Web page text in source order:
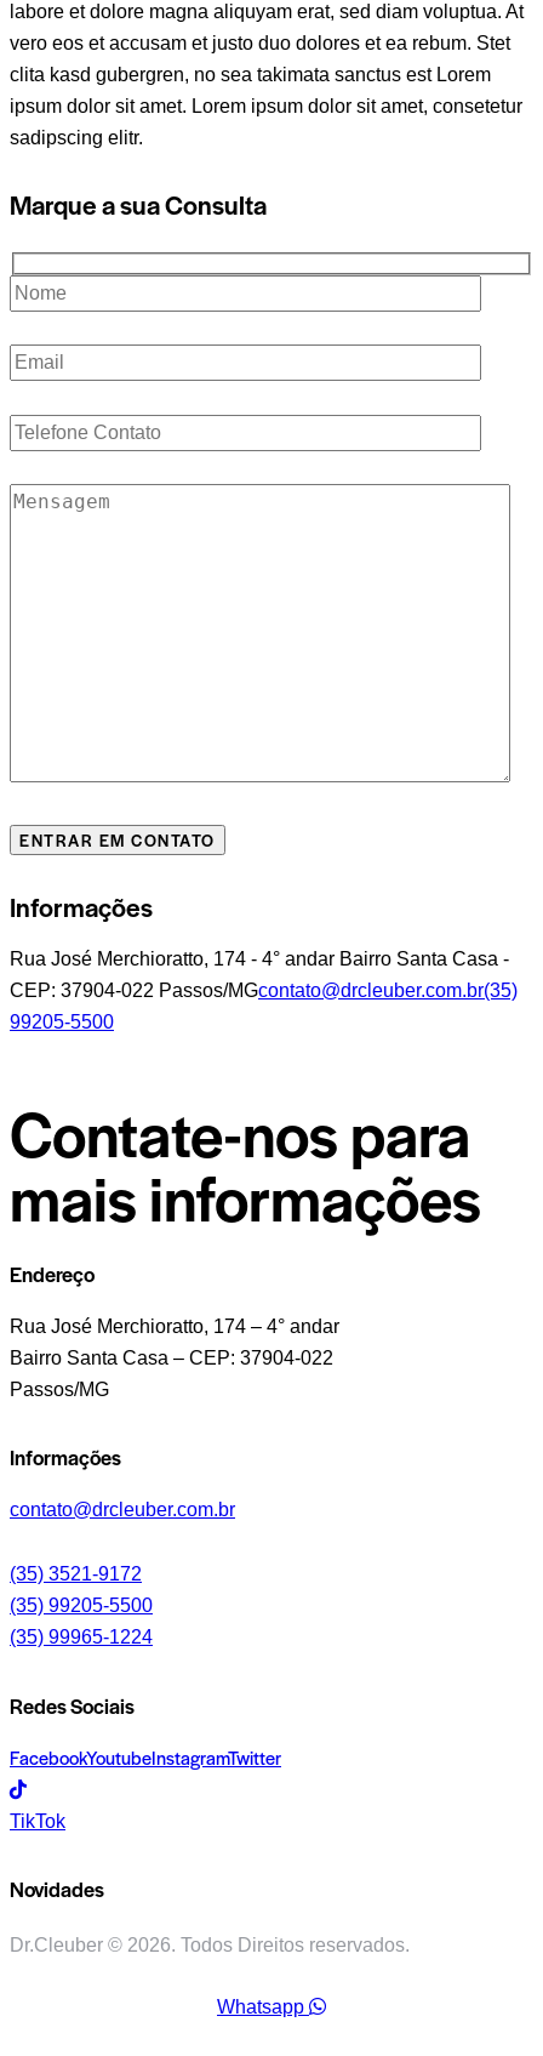
labore et dolore magna aliquyam erat, sed diam voluptua. At
vero eos et accusam et justo duo dolores et ea rebum. Stet
clita kasd gubergren, no sea takimata sanctus est Lorem
ipsum dolor sit amet. Lorem ipsum dolor sit amet, consetetur
sadipscing elitr.
Marque a sua Consulta
Informações
Rua José Merchioratto, 174 - 4° andar Bairro Santa Casa -
CEP: 37904-022 Passos/MGcontato@drcleuber.com.br(35)
99205-5500
Contate-nos para
mais informações
Endereço
Rua José Merchioratto, 174 – 4° andar
Bairro Santa Casa – CEP: 37904-022
Passos/MG
Informações
contato@drcleuber.com.br
(35) 3521-9172
(35) 99205-5500
(35) 99965-1224
Redes Sociais
FacebookYoutubeInstagramTwitter
TikTok
Novidades
Dr.Cleuber © 2026. Todos Direitos reservados.
Whatsapp